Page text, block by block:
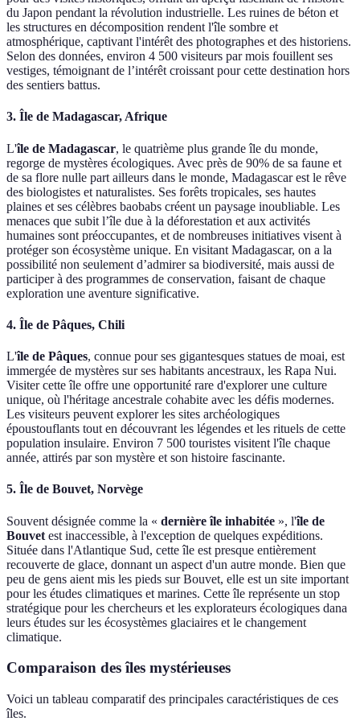
du Japon pendant la révolution industrielle. Les ruines de béton et
les structures en décomposition rendent l'île sombre et
atmosphérique, captivant l'intérêt des photographes et des historiens.
Selon des données, environ 4 500 visiteurs par mois fouillent ses
vestiges, témoignant de l’intérêt croissant pour cette destination hors
des sentiers battus.
3. Île de Madagascar, Afrique
L'île de Madagascar, le quatrième plus grande île du monde,
regorge de mystères écologiques. Avec près de 90% de sa faune et
de sa flore nulle part ailleurs dans le monde, Madagascar est le rêve
des biologistes et naturalistes. Ses forêts tropicales, ses hautes
plaines et ses célèbres baobabs créent un paysage inoubliable. Les
menaces que subit l’île due à la déforestation et aux activités
humaines sont préoccupantes, et de nombreuses initiatives visent à
protéger son écosystème unique. En visitant Madagascar, on a la
possibilité non seulement d’admirer sa biodiversité, mais aussi de
participer à des programmes de conservation, faisant de chaque
exploration une aventure significative.
4. Île de Pâques, Chili
L'île de Pâques, connue pour ses gigantesques statues de moai, est
immergée de mystères sur ses habitants ancestraux, les Rapa Nui.
Visiter cette île offre une opportunité rare d'explorer une culture
unique, où l'héritage ancestrale cohabite avec les défis modernes.
Les visiteurs peuvent explorer les sites archéologiques
époustouflants tout en découvrant les légendes et les rituels de cette
population insulaire. Environ 7 500 touristes visitent l'île chaque
année, attirés par son mystère et son histoire fascinante.
5. Île de Bouvet, Norvège
Souvent désignée comme la « dernière île inhabitée », l'île de
Bouvet est inaccessible, à l'exception de quelques expéditions.
Située dans l'Atlantique Sud, cette île est presque entièrement
recouverte de glace, donnant un aspect d'un autre monde. Bien que
peu de gens aient mis les pieds sur Bouvet, elle est un site important
pour les études climatiques et marines. Cette île représente un stop
stratégique pour les chercheurs et les explorateurs écologiques dana
leurs études sur les écosystèmes glaciaires et le changement
climatique.
Comparaison des îles mystérieuses
Voici un tableau comparatif des principales caractéristiques de ces
îles.